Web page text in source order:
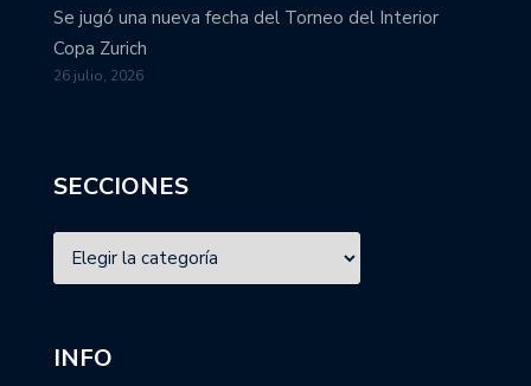
Se jugó una nueva fecha del Torneo del Interior
Copa Zurich
26 julio, 2026
SECCIONES
INFO